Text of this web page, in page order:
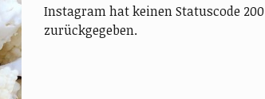
Instagram hat keinen Statuscode 200
zurückgegeben.